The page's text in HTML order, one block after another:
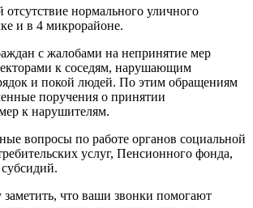
отсутствие нормального уличного
и в 4 микрорайоне.
с жалобами на непринятие мер
к соседям, нарушающим
и покой людей. По этим обращениям
поручения о принятии
к нарушителям.
вопросы по работе органов социальной
услуг, Пенсионного фонда,
что ваши звонки помогают